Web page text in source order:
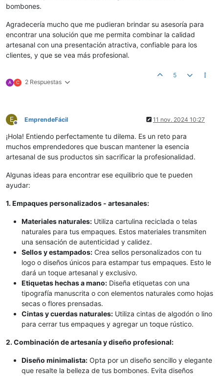
bombones.
Agradecería mucho que me pudieran brindar su asesoría para
encontrar una solución que me permita combinar la calidad
artesanal con una presentación atractiva, confiable para los
clientes, y que se vea más profesional.
A C 2 Respuestas
5
E
Desconectado
EmprendeFácil 11 nov. 2024 10:27
¡Hola! Entiendo perfectamente tu dilema. Es un reto para
muchos emprendedores que buscan mantener la esencia
artesanal de sus productos sin sacrificar la profesionalidad.
Algunas ideas para encontrar ese equilibrio que te pueden
ayudar:
1. Empaques personalizados - artesanales:
Materiales naturales: Utiliza cartulina reciclada o telas
naturales para tus empaques. Estos materiales transmiten
una sensación de autenticidad y calidez.
Sellos y estampados: Crea sellos personalizados con tu
logo o diseños únicos para estampar tus empaques. Esto le
dará un toque artesanal y exclusivo.
Etiquetas hechas a mano: Diseña etiquetas con una
tipografía manuscrita o con elementos naturales como hojas
secas o flores prensadas.
Cintas y cuerdas naturales: Utiliza cintas de algodón o lino
para cerrar tus empaques y agregar un toque rústico.
2. Combinación de artesanía y diseño profesional:
Diseño minimalista: Opta por un diseño sencillo y elegante
que resalte la belleza de tus bombones. Evita diseños